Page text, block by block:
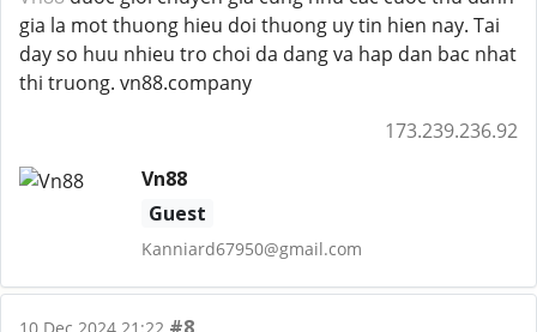
gia la mot thuong hieu doi thuong uy tin hien nay. Tai
day so huu nhieu tro choi da dang va hap dan bac nhat
thi truong. vn88.company
173.239.236.92
Vn88
Guest
Kanniard67950@gmail.com